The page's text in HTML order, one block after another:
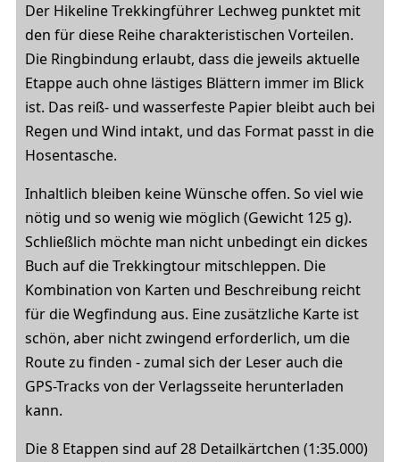
Der Hikeline Trekkingführer Lechweg punktet mit
den für diese Reihe charakteristischen Vorteilen.
Die Ringbindung erlaubt, dass die jeweils aktuelle
Etappe auch ohne lästiges Blättern immer im Blick
ist. Das reiß- und wasserfeste Papier bleibt auch bei
Regen und Wind intakt, und das Format passt in die
Hosentasche.
Inhaltlich bleiben keine Wünsche offen. So viel wie
nötig und so wenig wie möglich (Gewicht 125 g).
Schließlich möchte man nicht unbedingt ein dickes
Buch auf die Trekkingtour mitschleppen. Die
Kombination von Karten und Beschreibung reicht
für die Wegfindung aus. Eine zusätzliche Karte ist
schön, aber nicht zwingend erforderlich, um die
Route zu finden - zumal sich der Leser auch die
GPS-Tracks von der Verlagsseite herunterladen
kann.
Die 8 Etappen sind auf 28 Detailkärtchen (1:35.000)